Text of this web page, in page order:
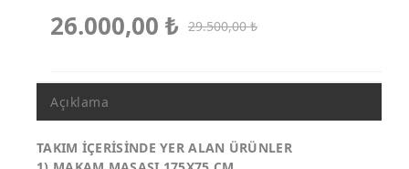
26.000,00 ₺ 29.500,00₺
Açıklama
TAKIM İÇERİSİNDE YER ALAN ÜRÜNLER